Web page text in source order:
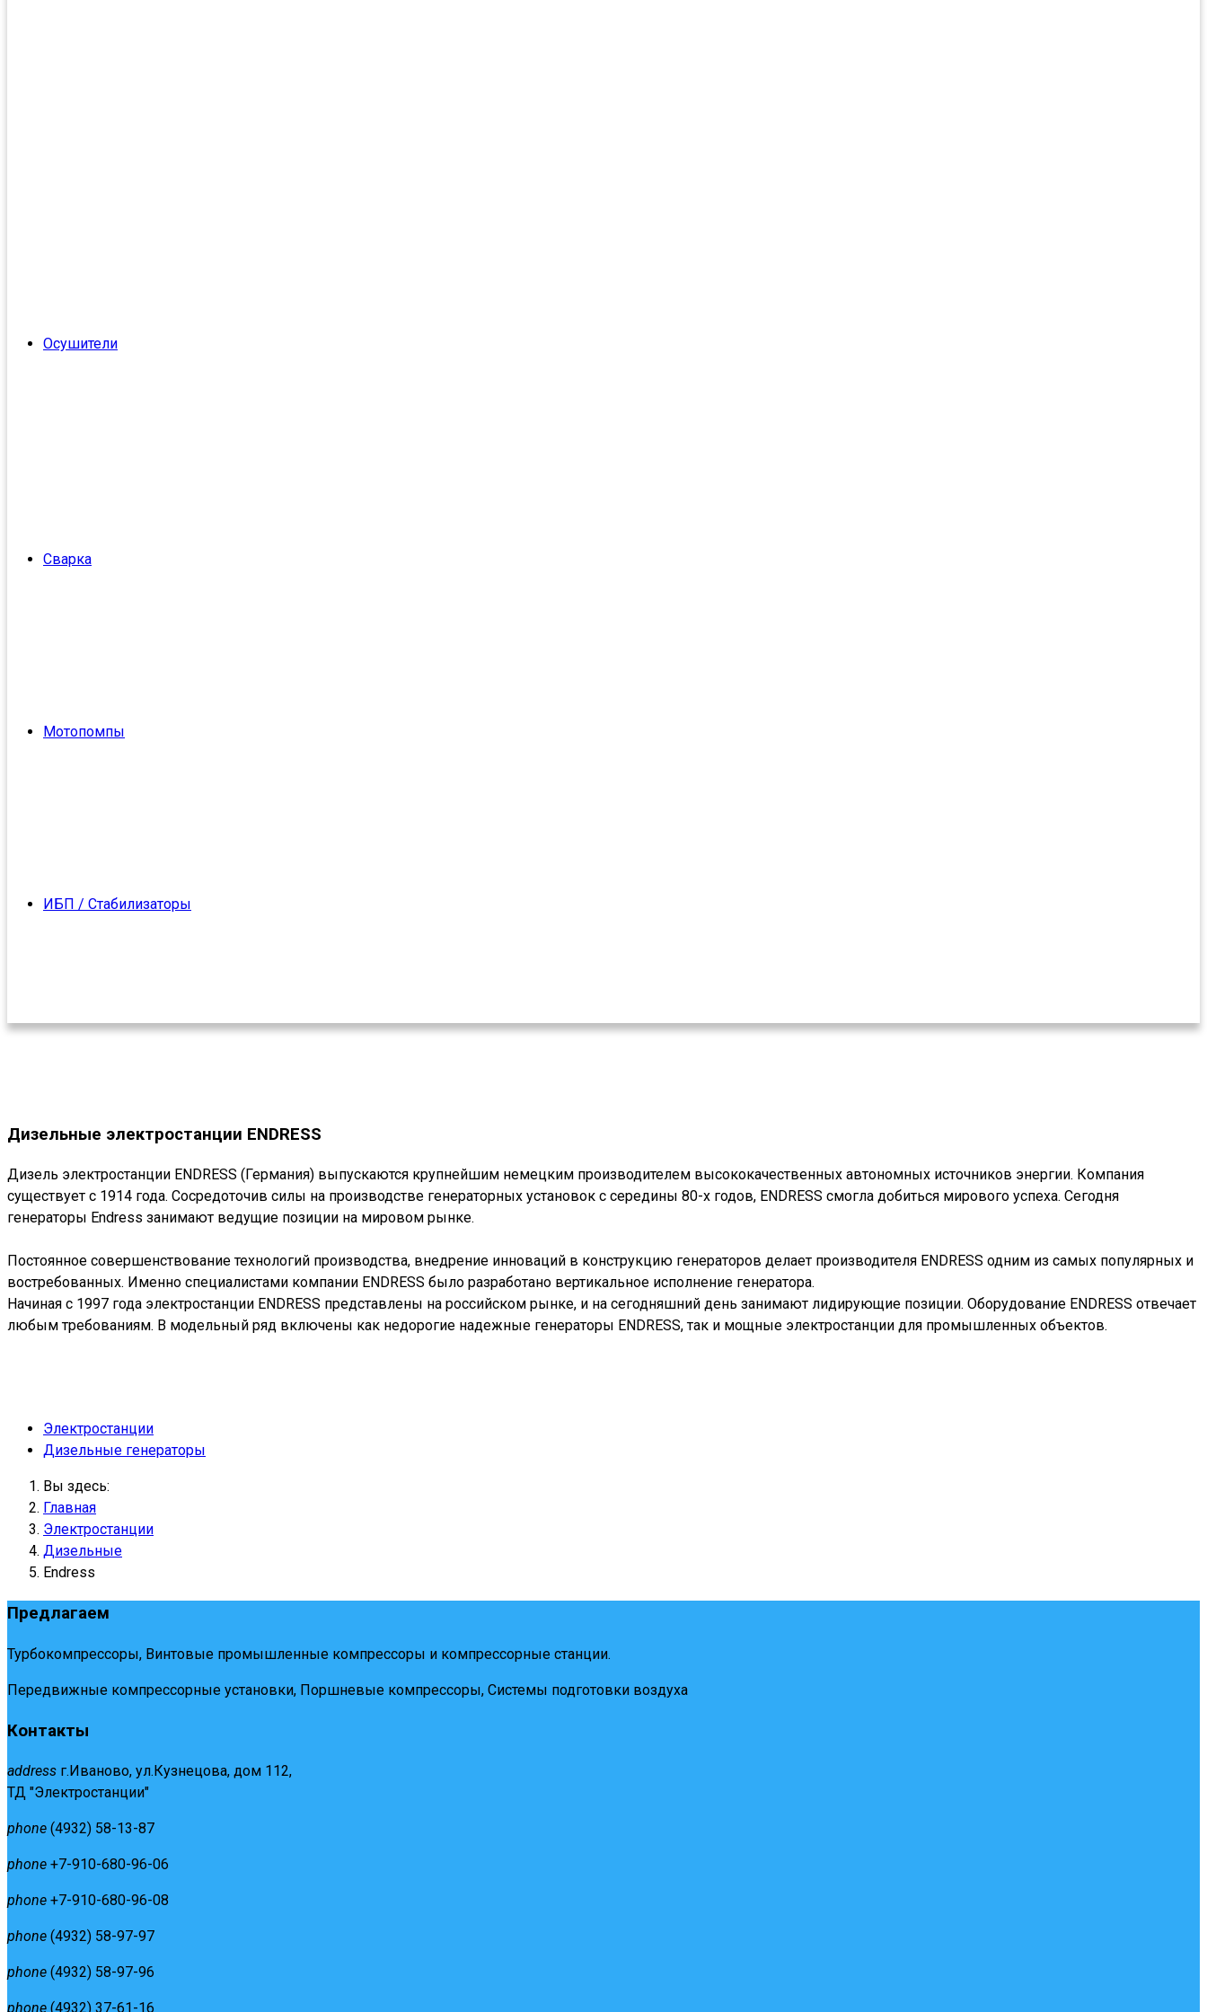
Осушители
Сварка
Мотопомпы
ИБП / Стабилизаторы
Дизельные электростанции ENDRESS
Дизель электростанции ENDRESS (Германия) выпускаются крупнейшим немецким производителем высококачественных автономных источников энергии. Компания
существует с 1914 года. Сосредоточив силы на производстве генераторных установок с середины 80-х годов, ENDRESS смогла добиться мирового успеха. Сегодня
генераторы Endress занимают ведущие позиции на мировом рынке.
Постоянное совершенствование технологий производства, внедрение инноваций в конструкцию генераторов делает производителя ENDRESS одним из самых популярных и
востребованных. Именно специалистами компании ENDRESS было разработано вертикальное исполнение генератора.
Начиная с 1997 года электростанции ENDRESS представлены на российском рынке, и на сегодняшний день занимают лидирующие позиции. Оборудование ENDRESS отвечает
любым требованиям. В модельный ряд включены как недорогие надежные генераторы ENDRESS, так и мощные электростанции для промышленных объектов.
Электростанции
Дизельные генераторы
Вы здесь:
Главная
Электростанции
Дизельные
Endress
Предлагаем
Турбокомпрессоры, Винтовые промышленные компрессоры и компрессорные станции.
Передвижные компрессорные установки, Поршневые компрессоры, Системы подготовки воздуха
Контакты
address г.Иваново, ул.Кузнецова, дом 112,
ТД "Электростанции"
phone (4932) 58-13-87
phone +7-910-680-96-06
phone +7-910-680-96-08
phone (4932) 58-97-97
phone (4932) 58-97-96
phone (4932) 37-61-16